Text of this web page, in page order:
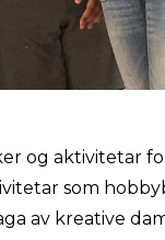
og aktivitetar
som
av kreative